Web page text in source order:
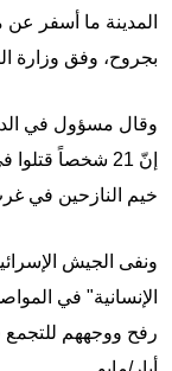
بجروح، وفق وزارة
وقال مسؤول في
إنّ 21 شخصاً
خيم النازحين في
ونفى الجيش
الإنسانية" في